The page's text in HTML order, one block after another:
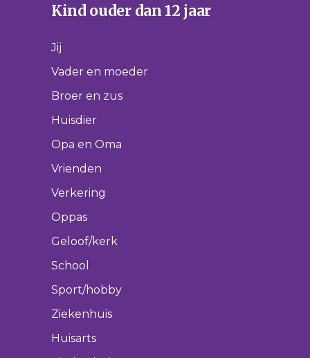
Kind ouder dan 12 jaar
Jij
Vader en moeder
Broer en zus
Huisdier
Opa en Oma
Vrienden
Verkering
Oppas
Geloof/kerk
School
Sport/hobby
Ziekenhuis
Huisarts